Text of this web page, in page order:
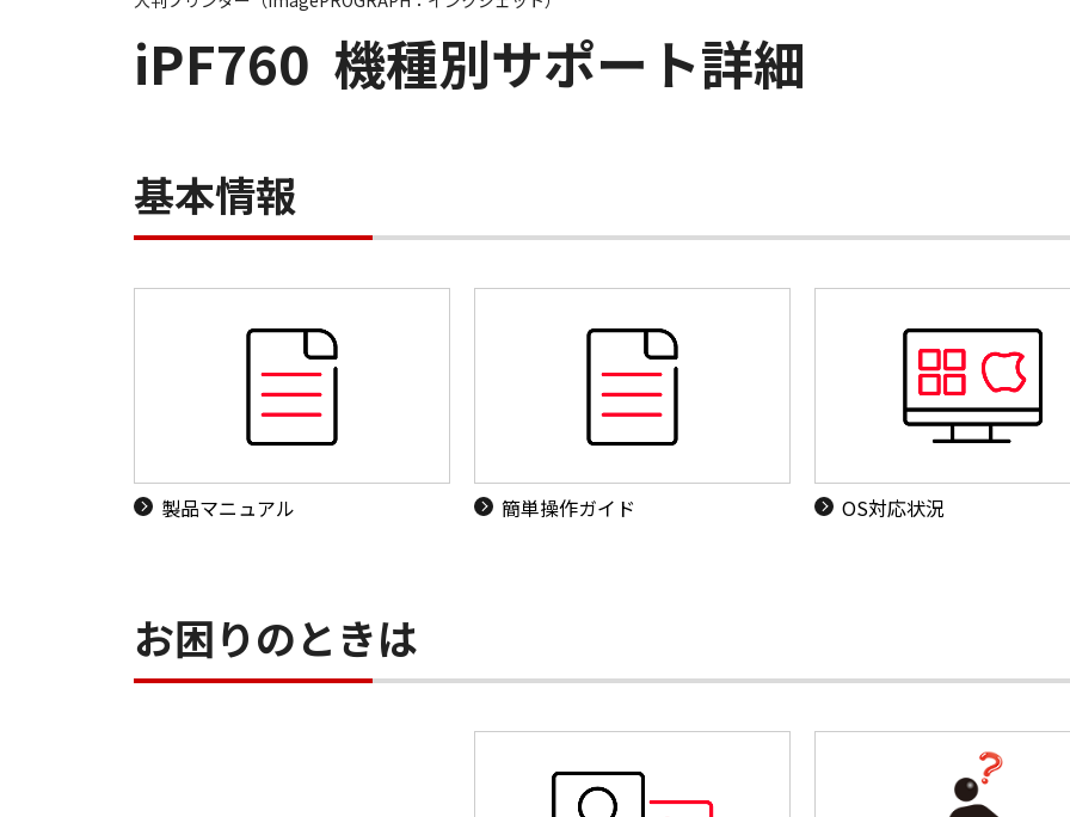
iPF760 機種別サポート詳細
基本情報
製品マニュアル 簡単操作ガイド OS対応状況
お困りのときは